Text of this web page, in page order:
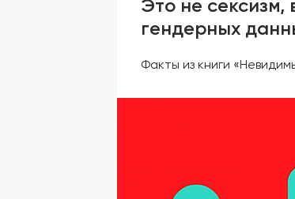
Это не сексизм,
гендерных
Факты из книги